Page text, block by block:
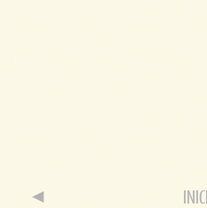
◄